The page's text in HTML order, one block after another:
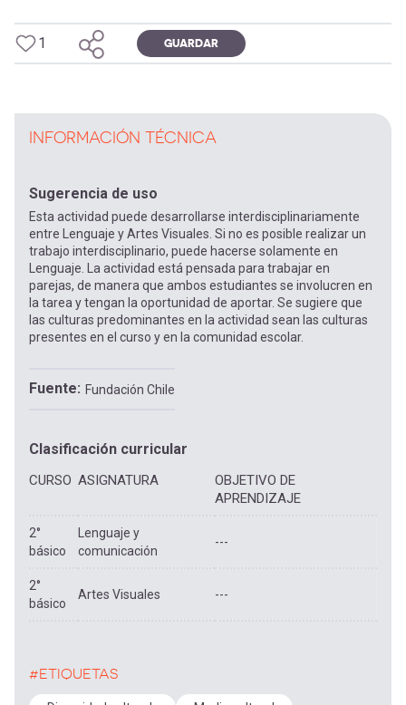
1 GUARDAR
INFORMACIÓN TÉCNICA
Sugerencia de uso
Esta actividad puede desarrollarse interdisciplinariamente
entre Lenguaje y Artes Visuales. Si no es posible realizar un
trabajo interdisciplinario, puede hacerse solamente en
Lenguaje. La actividad está pensada para trabajar en
parejas, de manera que ambos estudiantes se involucren en
la tarea y tengan la oportunidad de aportar. Se sugiere que
las culturas predominantes en la actividad sean las culturas
presentes en el curso y en la comunidad escolar.
Fuente Fundación Chile
Clasificación curricular
CURSO ASIGNATURA
OBJETIVO DE
APRENDIZAJE
2°
básico
Lenguaje y
comunicación
---
2°
básico
Artes Visuales ---
#ETIQUETAS